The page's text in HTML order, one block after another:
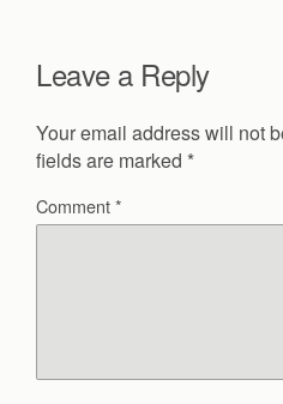
Leave a Reply
Your email address will not
fields are marked *
Comment*